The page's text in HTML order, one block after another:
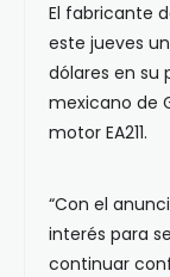
El fabricante
este jueves
dólares en su
mexicano de
motor EA211.
“Con el
interés para
continuar